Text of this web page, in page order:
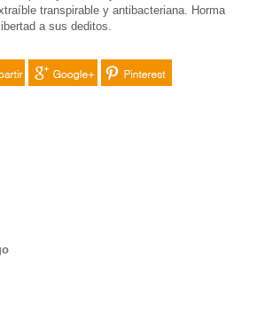
transpirable y antibacteriana. Horma
a sus deditos.
Google+ Pinterest